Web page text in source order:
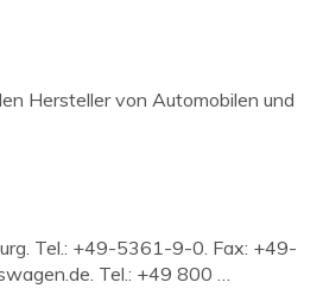
Hersteller von Automobilen und
Tel.: +49-5361-9-0. Fax: +49-
. Tel.: +49 800 …